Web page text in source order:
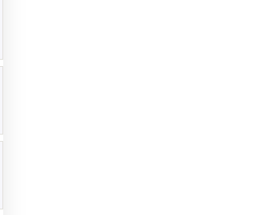
Whatsapp: +34 671 742 999